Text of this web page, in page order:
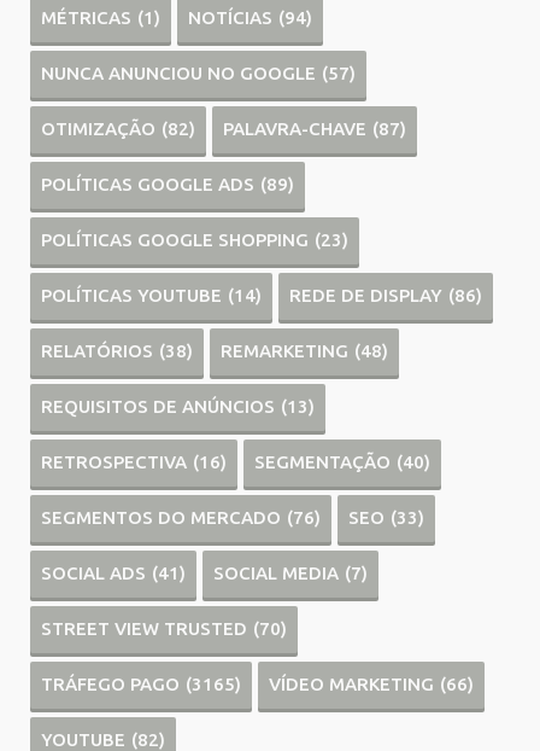
MÉTRICAS (1) NOTÍCIAS (94)
NUNCA ANUNCIOU NO GOOGLE (57)
OTIMIZAÇÃO (82) PALAVRA-CHAVE (87)
POLÍTICAS GOOGLE ADS (89)
POLÍTICAS GOOGLE SHOPPING (23)
POLÍTICAS YOUTUBE (14) REDE DE DISPLAY (86)
RELATÓRIOS (38) REMARKETING (48)
REQUISITOS DE ANÚNCIOS (13)
RETROSPECTIVA (16) SEGMENTAÇÃO (40)
SEGMENTOS DO MERCADO (76) SEO (33)
SOCIAL ADS (41) SOCIAL MEDIA (7)
STREET VIEW TRUSTED (70)
TRÁFEGO PAGO (3165) VÍDEO MARKETING (66)
YOUTUBE (82)